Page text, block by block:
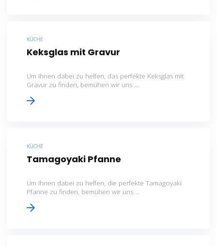
KÜCHE
Keksglas mit Gravur
Um Ihnen dabei zu helfen, das perfekte Keksglas mit
Gravur zu finden, bemühen wir uns ...
KÜCHE
Tamagoyaki Pfanne
Um Ihnen dabei zu helfen, die perfekte Tamagoyaki
Pfanne zu finden, bemühen wir uns ...